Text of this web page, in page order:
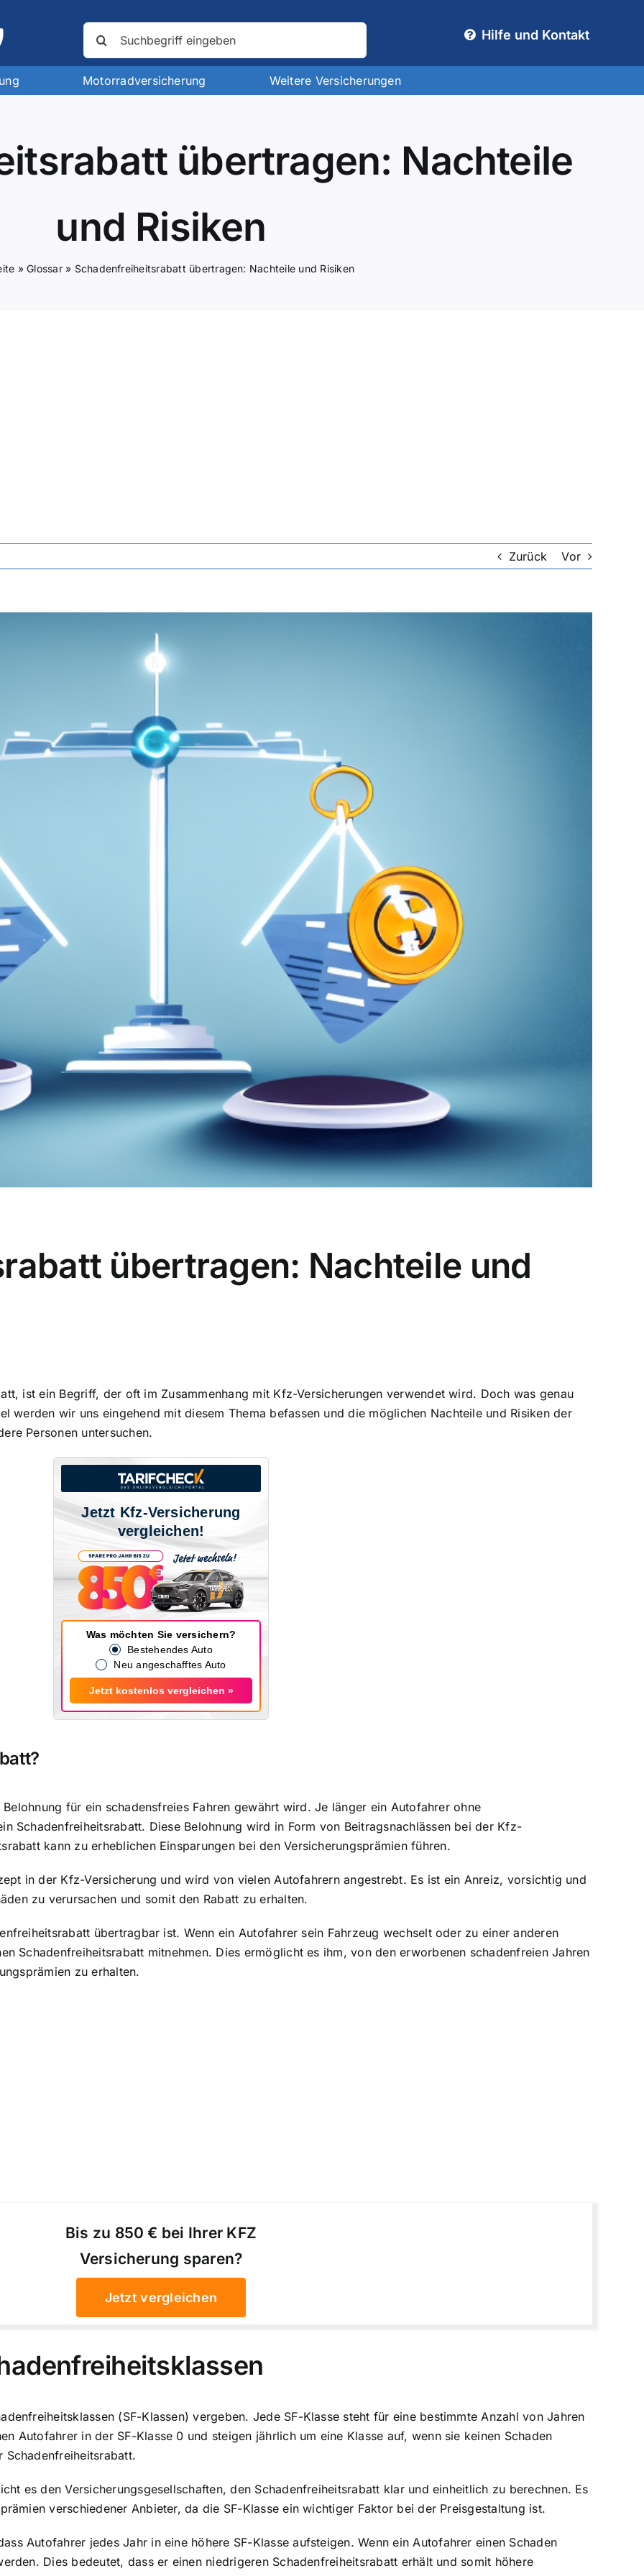
nach:
Hilfe und Kontakt
Motorradversicherung Weitere Versicherungen
übertragen: Nachteile
und Risiken
»Glossar» Schadenfreiheitsrabatt übertragen: Nachteile und Risiken
Zurück Vor
übertragen: Nachteile und
ist ein Begriff, der oft im Zusammenhang mit Kfz-Versicherungen verwendet wird. Doch was genau
werden wir uns eingehend mit diesem Thema befassen und die möglichen Nachteile und Risiken der
Personen untersuchen.
Jetzt Kfz-Versicherung
vergleichen!
Was möchten Sie versichern?
Bestehendes Auto
Neu angeschafftes Auto
Jetzt kostenlos vergleichen »
für ein schadensfreies Fahren gewährt wird. Je länger ein Autofahrer ohne
Schadenfreiheitsrabatt. Diese Belohnung wird in Form von Beitragsnachlässen bei der Kfz-
kann zu erheblichen Einsparungen bei den Versicherungsprämien führen.
in der Kfz-Versicherung und wird von vielen Autofahrern angestrebt. Es ist ein Anreiz, vorsichtig und
zu verursachen und somit den Rabatt zu erhalten.
übertragbar ist. Wenn ein Autofahrer sein Fahrzeug wechselt oder zu einer anderen
Schadenfreiheitsrabatt mitnehmen. Dies ermöglicht es ihm, von den erworbenen schadenfreien Jahren
zu erhalten.
Bis zu 850 € bei Ihrer KFZ
Versicherung sparen?
Jetzt vergleichen
(SF-Klassen) vergeben. Jede SF-Klasse steht für eine bestimmte Anzahl von Jahren
Autofahrer in der SF-Klasse 0 und steigen jährlich um eine Klasse auf, wenn sie keinen Schaden
Schadenfreiheitsrabatt.
es den Versicherungsgesellschaften, den Schadenfreiheitsrabatt klar und einheitlich zu berechnen. Es
verschiedener Anbieter, da die SF-Klasse ein wichtiger Faktor bei der Preisgestaltung ist.
Autofahrer jedes Jahr in eine höhere SF-Klasse aufsteigen. Wenn ein Autofahrer einen Schaden
Dies bedeutet, dass er einen niedrigeren Schadenfreiheitsrabatt erhält und somit höhere